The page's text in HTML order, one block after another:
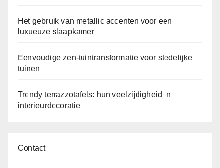
Het gebruik van metallic accenten voor een
luxueuze slaapkamer
Eenvoudige zen-tuintransformatie voor stedelijke
tuinen
Trendy terrazzotafels: hun veelzijdigheid in
interieurdecoratie
Contact